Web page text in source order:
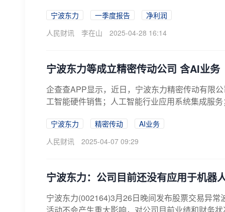
宁波东力 一季度报告
净利润
人民财讯
李在山 2025-04-28 16:14
宁波东力等成立精密传动公司 含AI业务
企查查APP显示，近日，宁波东力精密传动有限
工智能硬件销售；人工智能行业应用系统集成服
宁波东力 精密传动
AI业务
人民财讯
2025-04-07 09:29
宁波东力：公司目前还没有应用于机器
宁波东力(002164)3月26日晚间发布股票交易异